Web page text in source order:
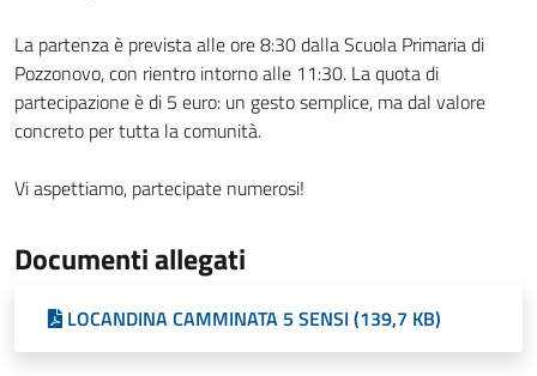
La partenza è prevista alle ore 8:30 dalla Scuola Primaria di
Pozzonovo, con rientro intorno alle 11:30. La quota di
partecipazione è di 5 euro: un gesto semplice, ma dal valore
concreto per tutta la comunità.
Vi aspettiamo, partecipate numerosi!
Documenti allegati
LOCANDINA CAMMINATA 5 SENSI (139,7 KB)